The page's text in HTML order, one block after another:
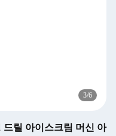
3/6
릴 아이스크림 머신 아